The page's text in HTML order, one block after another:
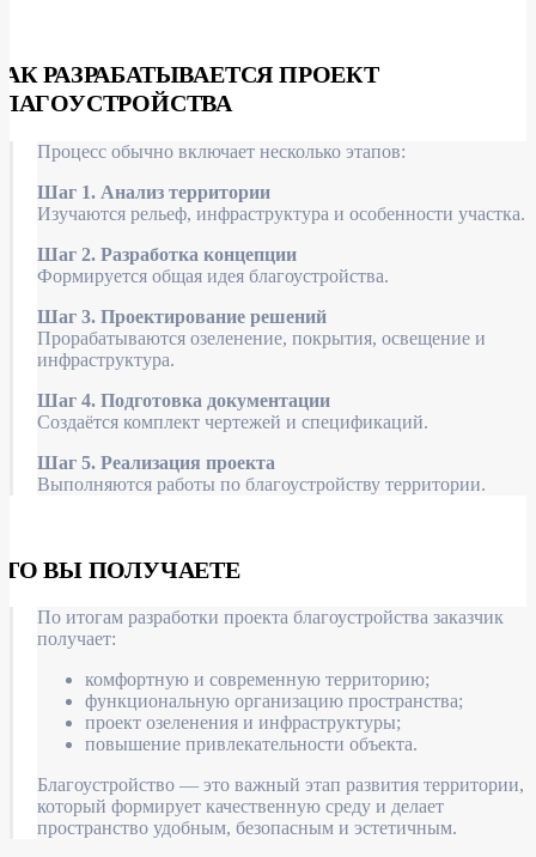
РАЗРАБАТЫВАЕТСЯ ПРОЕКТ
Процесс обычно включает несколько этапов:
Шаг 1. Анализ территории
Изучаются рельеф, инфраструктура и особенности участка.
Шаг 2. Разработка концепции
Формируется общая идея благоустройства.
Шаг 3. Проектирование решений
Прорабатываются озеленение, покрытия, освещение и
инфраструктура.
Шаг 4. Подготовка документации
Создаётся комплект чертежей и спецификаций.
Шаг 5. Реализация проекта
Выполняются работы по благоустройству территории.
ВЫ ПОЛУЧАЕТЕ
По итогам разработки проекта благоустройства заказчик
получает:
комфортную и современную территорию;
функциональную организацию пространства;
проект озеленения и инфраструктуры;
повышение привлекательности объекта.
Благоустройство — это важный этап развития территории,
который формирует качественную среду и делает
пространство удобным, безопасным и эстетичным.